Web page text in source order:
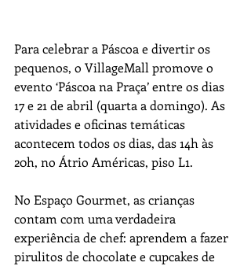
Para celebrar a Páscoa e divertir os
pequenos, o VillageMall promove o
evento ‘Páscoa na Praça’ entre os dias
17 e 21 de abril (quarta a domingo). As
atividades e oficinas temáticas
acontecem todos os dias, das 14h às
20h, no Átrio Américas, piso L1.
No Espaço Gourmet, as crianças
contam com uma verdadeira
experiência de chef: aprendem a fazer
pirulitos de chocolate e cupcakes de